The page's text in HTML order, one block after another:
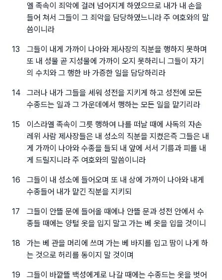
엘 족속이 죄악에 걸려 넘어지게 하였으므로 내가 내 손을
들어 쳐서 그들이 그 죄악을 담당하였느니라 주 여호와의 말
씀이니라
13
그들이 내게 가까이 나아와 제사장의 직분을 행하지 못하며
또 내 성물 곧 지성물에 가까이 오지 못하리니 그들이 자기
의 수치와 그 행한 바 가증한 일을 담당하리라
14
그러나 내가 그들을 세워 성전을 지키게 하고 성전에 모든
수종드는 일과 그 가운데에서 행하는 모든 일을 맡기리라
15
이스라엘 족속이 그릇 행하여 나를 떠날 때에 사독의 자손
레위 사람 제사장들은 내 성소의 직분을 지켰은즉 그들은 내
게 가까이 나아와 수종을 들되 내 앞에 서서 기름과 피를 내
게 드릴지니라 주 여호와의 말씀이니라
16
그들이 내 성소에 들어오며 또 내 상에 가까이 나아와 내게
수종들어 내가 맡긴 직분을 지키되
17
그들이 안뜰 문에 들어올 때에나 안뜰 문과 성전 안에서 수
종들 때에는 양털 옷을 입지 말고 가는 베 옷을 입을 것이니
18
가는 베 관을 머리에 쓰며 가는 베 바지를 입고 땀이 나게 하
는 것으로 허리를 동이지 말 것이며
19
그들이 바깥뜰 백성에게로 나갈 때에는 수종드는 옷을 벗어